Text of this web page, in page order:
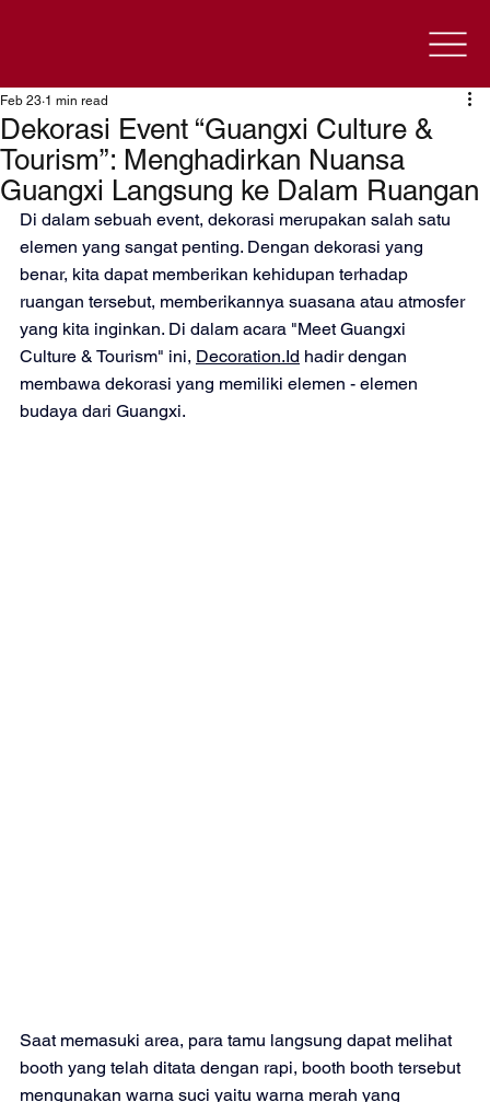
Dekorasi Event “Guangxi Culture &
Tourism”: Menghadirkan Nuansa
Guangxi Langsung ke Dalam Ruangan
Feb 23 1 min read
Di dalam sebuah event, dekorasi merupakan salah satu
elemen yang sangat penting. Dengan dekorasi yang
benar, kita dapat memberikan kehidupan terhadap
ruangan tersebut, memberikannya suasana atau atmosfer
yang kita inginkan. Di dalam acara "Meet Guangxi
Culture & Tourism" ini, Decoration.Id hadir dengan
membawa dekorasi yang memiliki elemen - elemen
budaya dari Guangxi.
Saat memasuki area, para tamu langsung dapat melihat
booth yang telah ditata dengan rapi, booth booth tersebut
mengunakan warna suci yaitu warna merah yang